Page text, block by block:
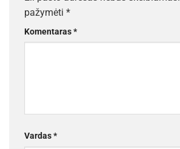
pažymėti *
Komentaras*
Vardas*